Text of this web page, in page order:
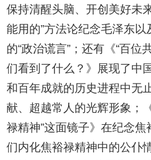
保持清醒头脑、开创美好未
能用的”方法论纪念毛泽东以
的“政治谎言”；还有《“百位
们看到了什么？》展现了中
和百年成就的历史进程中无
献、超越常人的光辉形象；
禄精神”这面镜子》在纪念
们内化焦裕禄精神中的公仆